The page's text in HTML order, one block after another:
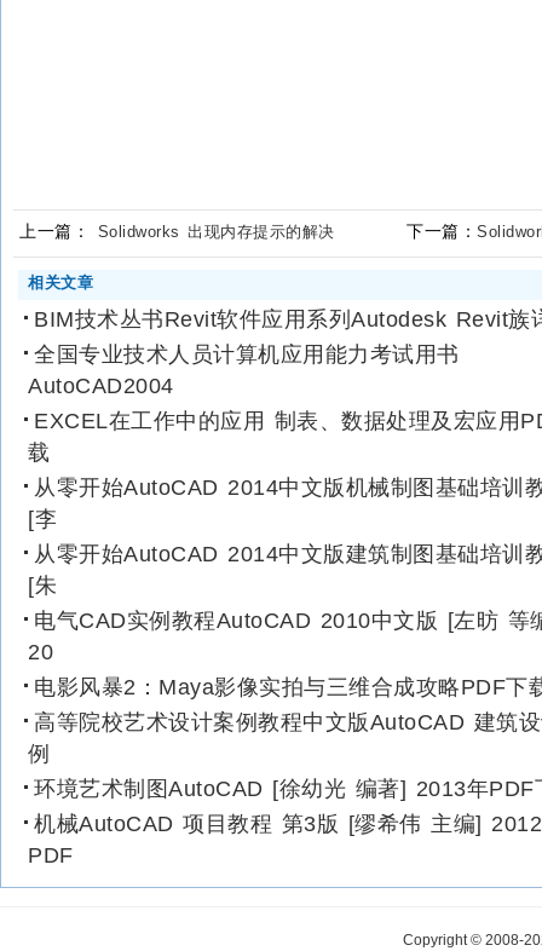
上一篇： Solidworks 出现内存提示的解决 下一篇：
相关文章
BIM技术丛书Revit软件应用系列Autodesk Revit族
全国专业技术人员计算机应用能力考试用书
AutoCAD2004
EXCEL在工作中的应用 制表、数据处理及宏应用
载
从零开始AutoCAD 2014中文版机械制图基础培训
[李
从零开始AutoCAD 2014中文版建筑制图基础培训
[朱
电气CAD实例教程AutoCAD 2010中文版 [左昉 等
20
电影风暴2：Maya影像实拍与三维合成攻略PDF下
高等院校艺术设计案例教程中文版AutoCAD 建筑
例
环境艺术制图AutoCAD [徐幼光 编著] 2013年PDF
机械AutoCAD 项目教程 第3版 [缪希伟 主编]
PDF
Copyright © 2008-